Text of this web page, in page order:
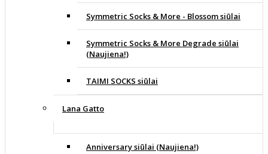
Symmetric Socks & More - Blossom siūlai
Symmetric Socks & More Degrade siūlai
(Naujiena!)
TAIMI SOCKS siūlai
Lana Gatto
Anniversary siūlai (Naujiena!)